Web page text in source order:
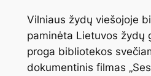
Vilniaus žydų viešojoje
paminėta Lietuvos žydų
proga bibliotekos
dokumentinis filmas